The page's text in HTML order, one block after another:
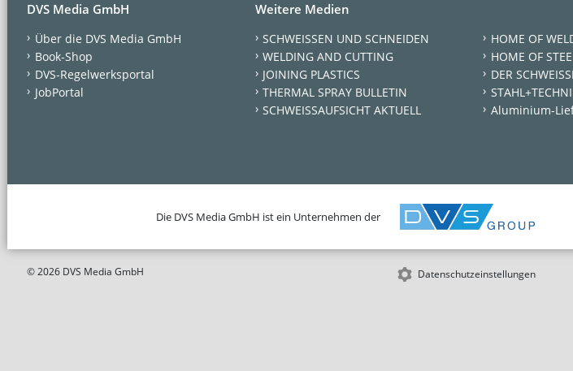
DVS Media GmbH
Über die DVS Media GmbH
Book-Shop
DVS-Regelwerksportal
JobPortal
Weitere Medien
SCHWEISSEN UND SCHNEIDEN
WELDING AND CUTTING
JOINING PLASTICS
THERMAL SPRAY BULLETIN
SCHWEISSAUFSICHT AKTUELL
HOME OF
HOME OF
DER
Aluminium-
Die DVS Media GmbH ist ein Unternehmen der
© 2026 DVS Media GmbH Datenschutzeinstellungen